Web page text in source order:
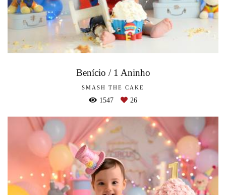
Benício / 1 Aninho
SMASH THE CAKE
1547 26